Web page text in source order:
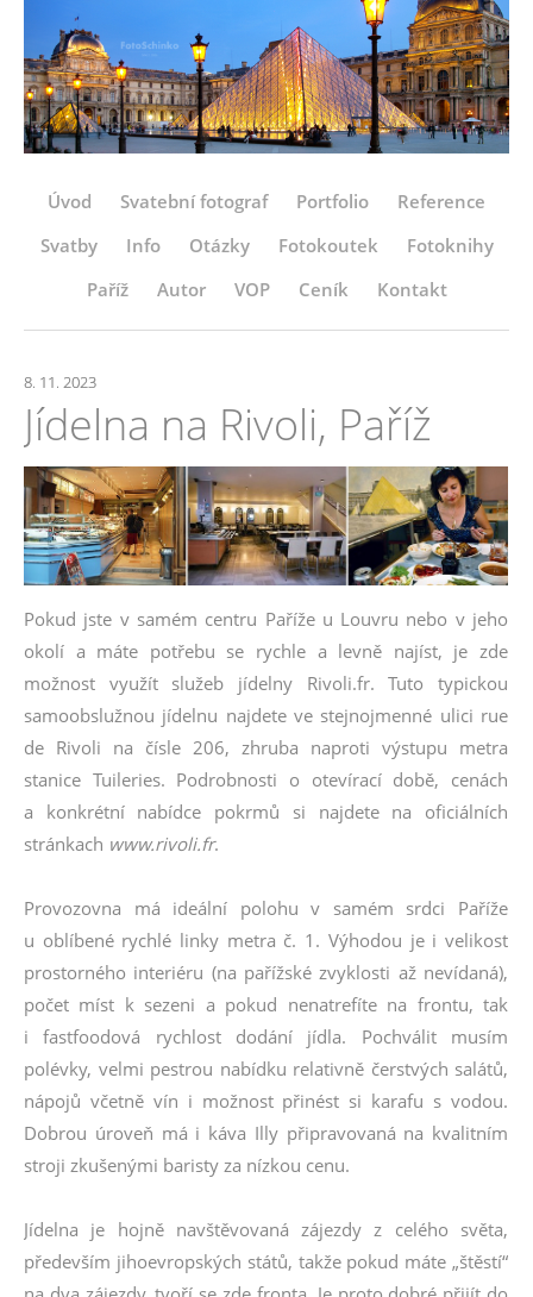
Úvod Svatební fotograf Portfolio
Reference
Svatby
Info Otázky Fotokoutek
Fotoknihy
Paříž
Autor VOP Ceník Kontakt
8. 11. 2023
Jídelna na Rivoli, Paříž
Pokud jste v samém centru Paříže u Louvru nebo v jeho
okolí a máte potřebu se rychle a levně najíst, je zde
možnost využít služeb jídelny Rivoli.fr. Tuto typickou
samoobslužnou jídelnu najdete ve stejnojmenné ulici rue
de Rivoli na čísle 206, zhruba naproti výstupu metra
stanice Tuileries. Podrobnosti o otevírací době, cenách
a konkrétní nabídce pokrmů si najdete na oficiálních
stránkach www.rivoli.fr.
Provozovna má ideální polohu v samém srdci Paříže
u oblíbené rychlé linky metra č. 1. Výhodou je i velikost
prostorného interiéru (na pařížské zvyklosti až nevídaná),
počet míst k sezeni a pokud nenatrefíte na frontu, tak
i fastfoodová rychlost dodání jídla. Pochválit musím
polévky, velmi pestrou nabídku relativně čerstvých salátů,
nápojů včetně vín i možnost přinést si karafu s vodou.
Dobrou úroveň má i káva Illy připravovaná na kvalitním
stroji zkušenými baristy za nízkou cenu.
Jídelna je hojně navštěvovaná zájezdy z celého světa,
především jihoevropských států, takže pokud máte „štěstí“